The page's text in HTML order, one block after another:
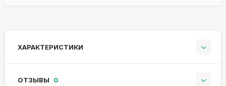
ХАРАКТЕРИСТИКИ
ОТЗЫВЫ 0